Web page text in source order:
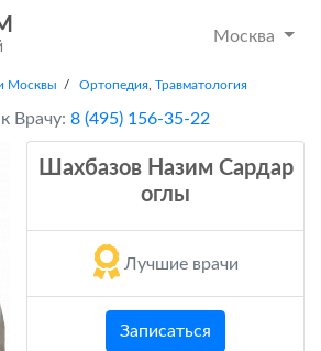
Москва
Москвы / Ортопедия Травматология
Врачу: 8 (495) 156-35-22
Шахбазов Назим Сардар
оглы
Лучшие врачи
Записаться